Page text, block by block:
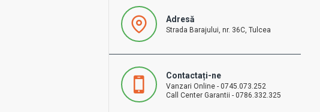
Adresă
Strada Barajului, nr. 36C, Tulcea
Contactați-ne
Vanzari Online - 0745.073.252
Call Center Garantii - 0786.332.325